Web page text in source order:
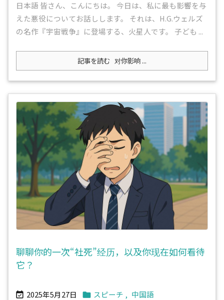
日本語 皆さん、こんにちは。 今日は、私に最も影響を与
えた悪役についてお話しします。 それは、H.G.ウェルズ
の名作『宇宙戦争』に登場する、火星人です。 子ども ...
記事を読む 对你影响 ...
聊聊你的一次“社死”经历，以及你现在如何看待
它？
 2025年5月27日  スピーチ , 中国語